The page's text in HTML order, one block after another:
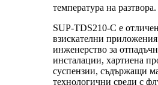
температура на разтвора.
SUP-TDS210-C е
взискателни
инженерство за
инсталации, хартиена
суспензии, съдържащи
технологични среди с